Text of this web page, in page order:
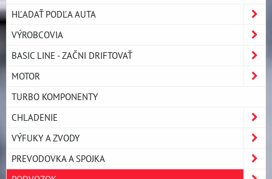
HĽADAŤ PODĽA AUTA
VÝROBCOVIA
BASIC LINE - ZAČNI DRIFTOVAŤ
MOTOR
TURBO KOMPONENTY
CHLADENIE
VÝFUKY A ZVODY
PREVODOVKA A SPOJKA